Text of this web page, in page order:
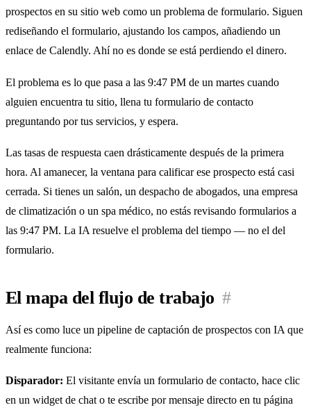
prospectos en su sitio web como un problema de formulario. Siguen
rediseñando el formulario, ajustando los campos, añadiendo un
enlace de Calendly. Ahí no es donde se está perdiendo el dinero.
El problema es lo que pasa a las 9:47 PM de un martes cuando
alguien encuentra tu sitio, llena tu formulario de contacto
preguntando por tus servicios, y espera.
Las tasas de respuesta caen drásticamente después de la primera
hora. Al amanecer, la ventana para calificar ese prospecto está casi
cerrada. Si tienes un salón, un despacho de abogados, una empresa
de climatización o un spa médico, no estás revisando formularios a
las 9:47 PM. La IA resuelve el problema del tiempo — no el del
formulario.
El mapa del flujo de trabajo #
Así es como luce un pipeline de captación de prospectos con IA que
realmente funciona:
Disparador: El visitante envía un formulario de contacto, hace clic
en un widget de chat o te escribe por mensaje directo en tu página